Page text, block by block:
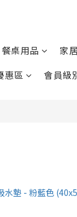
餐桌用品 家
惠區 會員級